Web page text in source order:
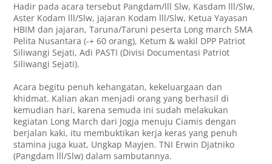
Hadir pada acara tersebut Pangdam/lll Slw, Kasdam lll/Slw,
Aster Kodam lll/Slw, jajaran Kodam lll/Slw, Ketua Yayasan
HBIM dan jajaran, Taruna/Taruni peserta Long march SMA
Pelita Nusantara (-+ 60 orang), Ketum & wakil DPP Patriot
Siliwangi Sejati, Adi PASTI (Divisi Documentasi Patriot
Siliwangi Sejati).
Acara begitu penuh kehangatan, kekeluargaan dan
khidmat. Kalian akan menjadi orang yang berhasil di
kemudian hari, karena semuda ini sudah melakukan
kegiatan Long March dari Jogja menuju Ciamis dengan
berjalan kaki, itu membuktikan kerja keras yang penuh
stamina juga kuat, Ungkap Mayjen. TNI Erwin Djatniko
(Pangdam lll/Slw) dalam sambutannya.